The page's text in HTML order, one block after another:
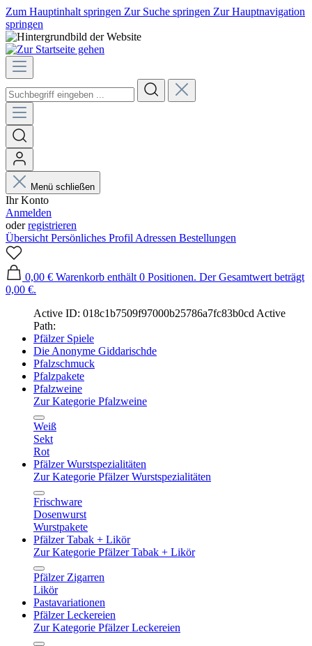
Zum Hauptinhalt springen Zur Suche springen Zur Hauptnavigation
springen
Menü schließen
Ihr Konto
Anmelden
oderregistrieren
Übersicht Persönliches Profil Adressen Bestellungen
0,00 € Warenkorb enthält 0 Positionen. Der Gesamtwert beträgt
0,00 €.
Active ID: 018c1b7509f97000b25786a7fc83b0cd Active
Path:
Pfälzer Spiele
Die Anonyme Giddarischde
Pfalzschmuck
Pfalzpakete
Pfalzweine
Zur Kategorie Pfalzweine
Weiß
Sekt
Rot
Pfälzer Wurstspezialitäten
Zur Kategorie Pfälzer Wurstspezialitäten
Frischware
Dosenwurst
Wurstpakete
Pfälzer Tabak + Likör
Zur Kategorie Pfälzer Tabak + Likör
Pfälzer Zigarren
Likör
Pastavariationen
Pfälzer Leckereien
Zur Kategorie Pfälzer Leckereien